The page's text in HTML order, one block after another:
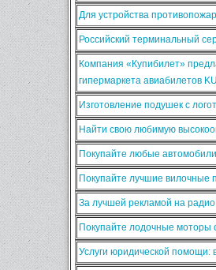
Для устройства
Российский терминальный
Компания «Купибилет»
гипермаркета авиабилетов
Изготовление подушек с
Найти свою любимую
Покупайте любые
Покупайте лучшие вилочные
За лучшей рекламой на
Покупайте лодочные моторы
Услуги юридической